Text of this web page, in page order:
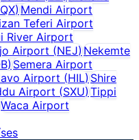
) Mendi Airport
Teferi Airport
River Airport
Airport (NEJ)Nekemte
) Semera Airport
Airport (HIL) Shire
Airport (SXU)Tippi
Waca Airport